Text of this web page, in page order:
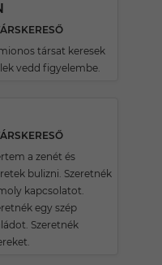
társat keresek
vedd figyelembe.
a zenét és
bulizni. Szeretnék
kapcsolatot.
egy szép
Szeretnék